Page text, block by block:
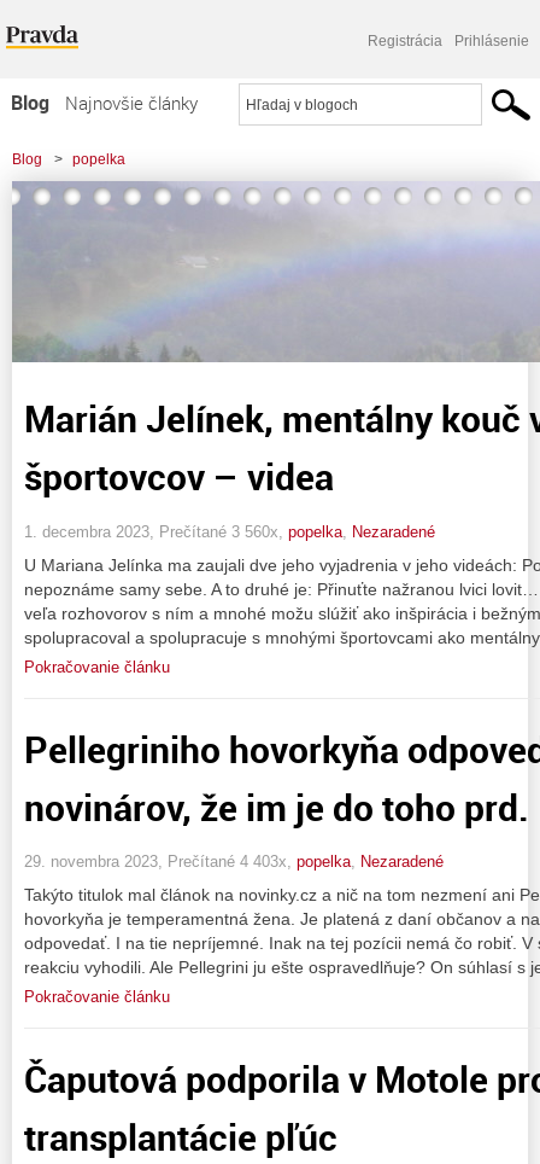
Registrácia Prihlásenie
Blog
Najnovšie články
Najčítanejšie články
Najkomentovanejšie články
Blog > popelka
Marián Jelínek, mentálny kouč
športovcov – videa
1. decembra 2023, Prečítané 3 560x, popelka Nezaradené
U Mariana Jelínka ma zaujali dve jeho vyjadrenia v jeho videách:
nepoznáme samy sebe. A to druhé je: Přinuťte nažranou lvici
veľa rozhovorov s ním a mnohé možu slúžiť ako inšpirácia i
spolupracoval a spolupracuje s mnohými športovcami ako
Pokračovanie článku
Pellegriniho hovorkyňa
novinárov, že im je do toho prd.
29. novembra 2023, Prečítané 4 403x, popelka, Nezaradené
Takýto titulok mal článok na novinky.cz a nič na tom nezmení ani
hovorkyňa je temperamentná žena. Je platená z daní občanov a
odpovedať. I na tie nepríjemné. Inak na tej pozícii nemá čo robiť.
reakciu vyhodili. Ale Pellegrini ju ešte ospravedlňuje? On súhlasí s
Pokračovanie článku
Čaputová podporila v Motole
transplantácie pľúc